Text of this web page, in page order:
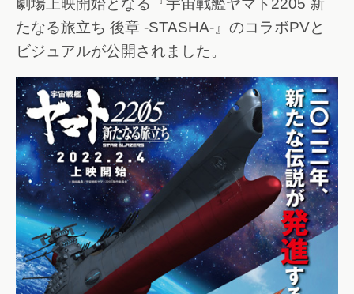
たなる旅立ち 後章 -STASHA-』のコラボPVと
ビジュアルが公開されました。